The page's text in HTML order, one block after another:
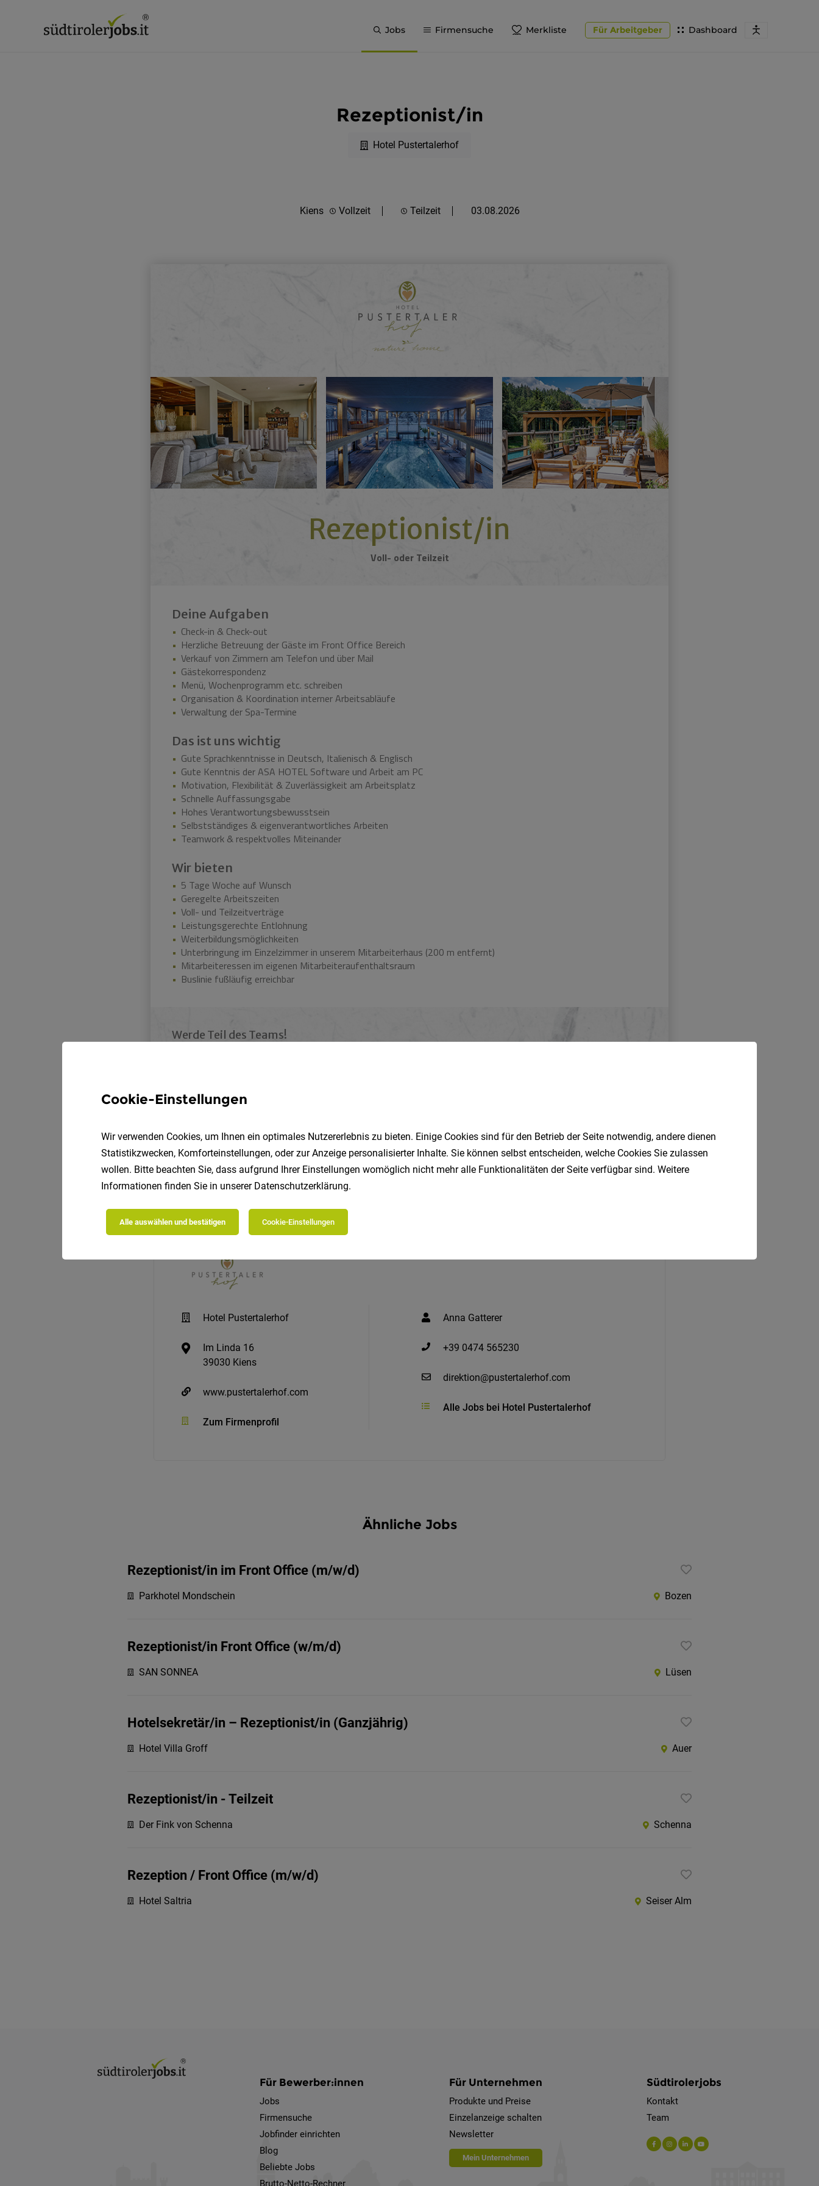
Jobs Firmensuche Merkliste Dashboard
Für Arbeitgeber
Rezeptionist/in
Hotel Pustertalerhof
Kiens Vollzeit Teilzeit 03.08.2026
Jetzt bewerben
Hotel Pustertalerhof
Im Linda 16
39030 Kiens
www.pustertalerhof.com
Zum Firmenprofil
Anna Gatterer
+39 0474 565230
direktion@pustertalerhof.com
Alle Jobs bei Hotel Pustertalerhof
Ähnliche Jobs
Rezeptionist/in im Front Office (m/w/d)
Parkhotel Mondschein Bozen
Rezeptionist/in Front Office (w/m/d)
SAN SONNEA Lüsen
Hotelsekretär/in – Rezeptionist/in (Ganzjährig)
Hotel Villa Groff Auer
Rezeptionist/in - Teilzeit
Der Fink von Schenna Schenna
Rezeption / Front Office (m/w/d)
Hotel Saltria Seiser Alm
Für Bewerber:innen
Jobs
Firmensuche
Jobfinder einrichten
Blog
Beliebte Jobs
Brutto-Netto-Rechner
Für Unternehmen
Produkte und Preise
Einzelanzeige schalten
Newsletter
Mein Unternehmen
Südtirolerjobs
Kontakt
Team
Cookie-Einstellungen
Wir verwenden Cookies, um Ihnen ein optimales Nutzererlebnis zu bieten. Einige Cookies sind für den Betrieb der Seite notwendig, andere dienen
Statistikzwecken, Komforteinstellungen, oder zur Anzeige personalisierter Inhalte. Sie können selbst entscheiden, welche Cookies Sie zulassen
wollen. Bitte beachten Sie, dass aufgrund Ihrer Einstellungen womöglich nicht mehr alle Funktionalitäten der Seite verfügbar sind. Weitere
Informationen finden Sie in unserer Datenschutzerklärung.
Alle auswählen und bestätigen Cookie-Einstellungen